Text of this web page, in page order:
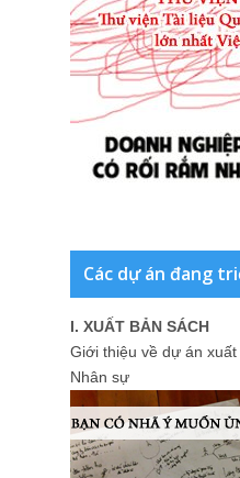
Các dự án đang
I. XUẤT BẢN SÁCH
Giới thiệu về dự án xuất
Nhân sự